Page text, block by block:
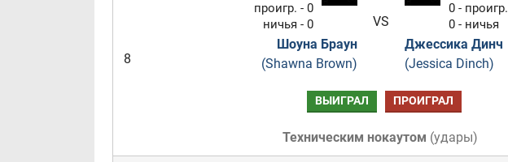
8
проигр. - 0
ничья - 0
Шоуна Браун
(Shawna Brown)
VS
0 - проигр.
0 - ничья
Джессика Динч
(Jessica Dinch)
ВЫИГРАЛ ПРОИГРАЛ
Техническим нокаутом (удары)